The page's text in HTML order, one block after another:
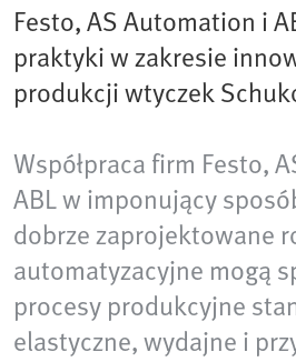
Festo, AS Automation i
praktyki w zakresie
produkcji wtyczek
Współpraca firm Festo,
ABL w imponujący
dobrze zaprojektowane
automatyzacyjne mogą
procesy produkcyjne
elastyczne, wydajne i